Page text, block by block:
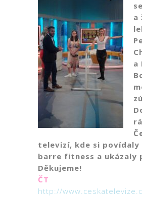
a
a
televizí, kde si povídaly
barre fitness a ukázaly
Děkujeme!
ČT
http://